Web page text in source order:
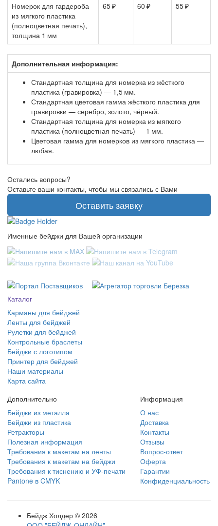
Номерок для гардероба
из мягкого пластика
(полноцветная печать),
толщина 1 мм
65 ₽ 60 ₽ 55 ₽
Дополнительная информация:
Стандартная толщина для номерка из жёсткого
пластика (гравировка) — 1,5 мм.
Стандартная цветовая гамма жёсткого пластика для
гравировки — серебро, золото, чёрный.
Стандартная толщина для номерка из мягкого
пластика (полноцветная печать) — 1 мм.
Цветовая гамма для номерков из мягкого пластика —
любая.
Остались вопросы?
Оставьте ваши контакты, чтобы мы связались с Вами
Оставить заявку
Именные бейджи для Вашей организации
Каталог
Карманы для бейджей
Ленты для бейджей
Рулетки для бейджей
Контрольные браслеты
Бейджи с логотипом
Принтер для бейджей
Наши материалы
Карта сайта
Дополнительно
Бейджи из металла
Бейджи из пластика
Ретракторы
Полезная информация
Требования к макетам на ленты
Требования к макетам на бейджи
Требования к тиснению и УФ-печати
Pantone в CMYK
Информация
О нас
Доставка
Контакты
Отзывы
Вопрос-ответ
Оферта
Гарантии
Конфиденциальность
Бейдж Холдер © 2026